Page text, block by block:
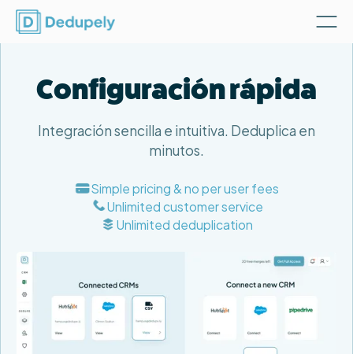
Configuración rápida
Integración sencilla e intuitiva. Deduplica en
minutos.
Simple pricing & no per user fees
Unlimited customer service
Unlimited deduplication